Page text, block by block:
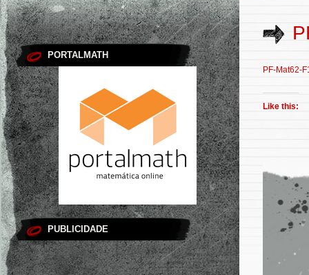
PORTALMATH
PUBLICIDADE
PF-Mat62-
Like this: